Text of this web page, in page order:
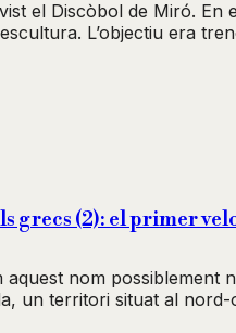
el Discòbol de Miró. En
L’objectiu era
grecs (2): el primer
aquest nom
un territori situat al